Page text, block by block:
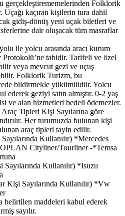
gerçekleştirememelerinden Folklorik
kaçıran kişilerin tura dahil
gidiş-dönüş yeni uçak biletleri ve
dair oluşacak tüm masraflar
ile yolcu arasında aracı kurum
tabidir. Tarifeli ve özel
veya mevcut gezi ve uçuş
Folklorik Turizm, bu
bildirmekle yükümlüdür. Yolcu
ederek geziyi satın almıştır. 0-2 yaş
ve alan hizmetleri bedeli ödemezler.
Araç Tipleri Kişi Sayılarına göre
Her turumuzda bulunan kişi
araç tipleri tayin edilir.
Kullanılır) *Mercedes
Cityliner/Tourliner -*Temsa
Kullanılır) *Isuzu
Kişi Sayılarında Kullanılır) *Vw
belirtilen maddeleri kabul ederek
sayılır.